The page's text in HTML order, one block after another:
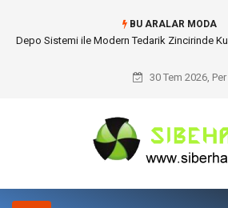
BU ARALAR MODA
Akrilik Boyama Seti ile Evinizde Dijitalden Uzak
30 Tem 2026, Per